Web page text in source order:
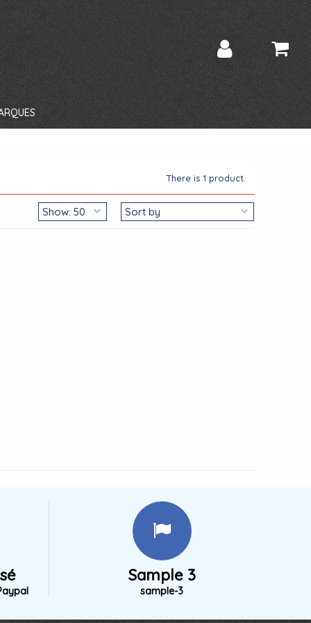
There is 1 product.
Sample 3
sample-3